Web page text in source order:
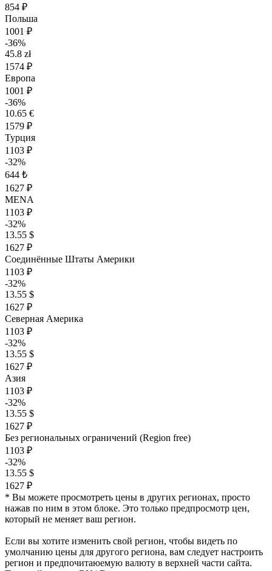
854 ₽
Польша
1001 ₽
-36%
45.8 zł
1574 ₽
Европа
1001 ₽
-36%
10.65 €
1579 ₽
Турция
1103 ₽
-32%
644 ₺
1627 ₽
MENA
1103 ₽
-32%
13.55 $
1627 ₽
Соединённые Штаты Америки
1103 ₽
-32%
13.55 $
1627 ₽
Северная Америка
1103 ₽
-32%
13.55 $
1627 ₽
Азия
1103 ₽
-32%
13.55 $
1627 ₽
Без региональных ограничений (Region free)
1103 ₽
-32%
13.55 $
1627 ₽
* Вы можете просмотреть цены в других регионах, просто
нажав по ним в этом блоке. Это только предпросмотр цен,
который не меняет ваш регион.
Если вы хотите изменить свой регион, чтобы видеть по
умолчанию цены для другого региона, вам следует настроить
регион и предпочитаюемую валюту в верхней части сайта.